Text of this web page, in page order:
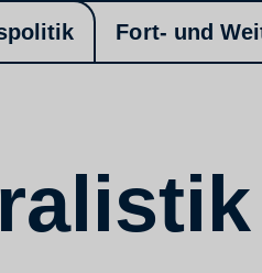
Fort- und